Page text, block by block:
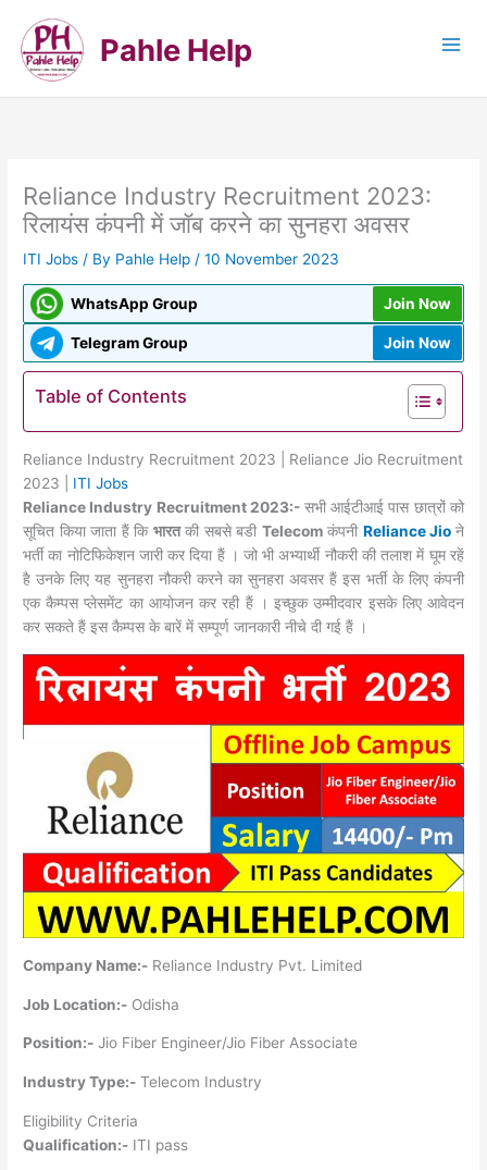
content
Pahle Help
Reliance Industry Recruitment 2023:
रिलायंस कंपनी में जॉब करने का सुनहरा अवसर
ITI Jobs / By Pahle Help /10 November 2023
WhatsApp Group Join Now
Telegram Group Join Now
Table of Contents
Reliance Industry Recruitment 2023 | Reliance Jio Recruitment
2023 | ITI Jobs
Reliance Industry Recruitment 2023:-सभी आईटीआई पास छात्रों को
सूचित किया जाता हैं कि भारतकी सबसे बडी Telecomकंपनी Reliance Jio ने
भर्ती का नोटिफिकेशन जारी कर दिया हैं । जो भी अभ्‍यार्थी नौकरी की तलाश में घूम रहें
है उनके लिए यह सुनहरा नौकरी करने का सुनहरा अवसर हैं इस भर्ती के लिए कंपनी
एक कैम्‍पस प्‍लेसमेंट का आयोजन कर रही हैं । इच्‍छुक उम्‍मीदवार इसके लिए आवेदन
कर सकते हैं इस कैम्‍पस के बारें में सम्‍पूर्ण जानकारी नीचे दी गई हैं ।
Company Name:- Reliance Industry Pvt. Limited
Job Location:- Odisha
Position:- Jio Fiber Engineer/Jio Fiber Associate
Industry Type:- Telecom Industry
Eligibility Criteria
Qualification:- ITI pass